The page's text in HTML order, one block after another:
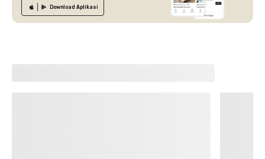
Download Aplikasi